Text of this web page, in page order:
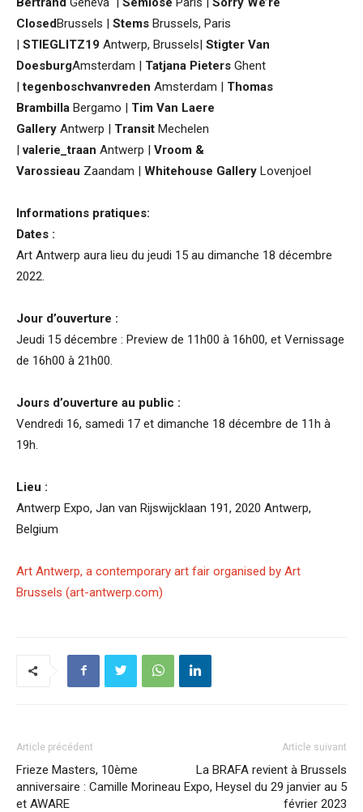
ClosedBrussels | Stems Brussels, Paris
| STIEGLITZ19 Antwerp, Brussels| Stigter Van
DoesburgAmsterdam | Tatjana Pieters Ghent
|tegenboschvanvreden Amsterdam | Thomas
Brambilla Bergamo | Tim Van Laere
Gallery Antwerp | Transit Mechelen
|valerie_traan Antwerp | Vroom &
Varossieau Zaandam | Whitehouse Gallery Lovenjoel
Informations pratiques:
Dates :
Art Antwerp aura lieu du jeudi 15 au dimanche 18 décembre
2022.
Jour d’ouverture :
Jeudi 15 décembre : Preview de 11h00 à 16h00, et Vernissage
de 16h00 à 21h00.
Jours d’ouverture au public :
Vendredi 16, samedi 17 et dimanche 18 décembre de 11h à
19h.
Lieu :
Antwerp Expo, Jan van Rijswijcklaan 191, 2020 Antwerp,
Belgium
Art Antwerp, a contemporary art fair organised by Art
Brussels (art-antwerp.com)
Article précédent
Frieze Masters, 10ème
anniversaire : Camille Morineau
et AWARE
Article suivant
La BRAFA revient à Brussels
Expo, Heysel du 29 janvier au 5
février 2023